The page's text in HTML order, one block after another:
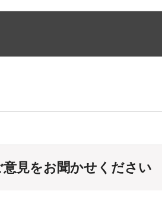
見をお聞かせください